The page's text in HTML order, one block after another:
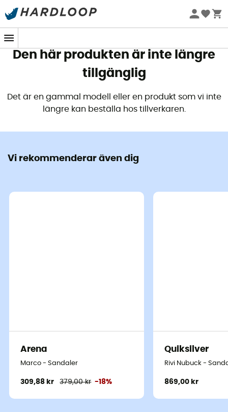
Sommarerbjudanden 🔥 -5 % EXTRA vid köp av 2 produkter*
Den här produkten är inte längre
tillgänglig
Det är en gammal modell eller en produkt som vi inte
längre kan beställa hos tillverkaren.
Vi rekommenderar även dig
Arena
Marco - Sandaler
309,88 kr 379,00 kr -18%
Quiksilver
Rivi Nubuck -
869,00 kr